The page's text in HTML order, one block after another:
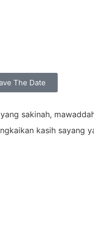
The Date
sakinah,
kasih